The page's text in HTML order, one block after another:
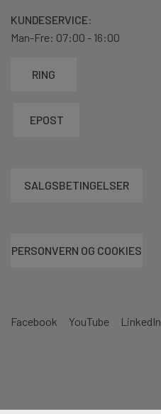
Facebook YouTube LinkedIn
KUNDESERVICE:
Man-Fre: 07:00 - 16:00
RING
EPOST
SALGSBETINGELSER
PERSONVERN OG COOKIES